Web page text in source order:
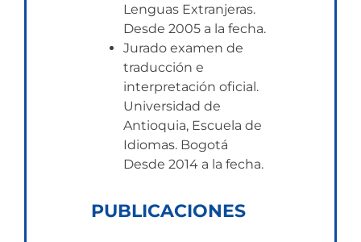
Lenguas Extranjeras.
Desde 2005 a la fecha.
Jurado examen de
traducción e
interpretación oficial.
Universidad de
Antioquia, Escuela de
Idiomas. Bogotá
Desde 2014 a la fecha.
PUBLICACIONES